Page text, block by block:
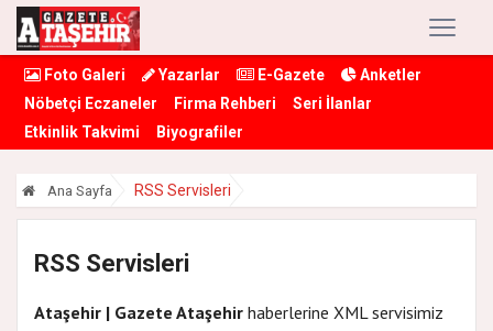
Foto Galeri Yazarlar E-Gazete
Anketler
Nöbetçi Eczaneler
Firma Rehberi
Seri İlanlar
Etkinlik Takvimi
Biyografiler
Ana Sayfa RSS Servisleri
RSS Servisleri
Ataşehir | Gazete Ataşehir haberlerine XML servisimiz